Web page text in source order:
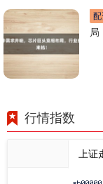
局
行情指数
上证